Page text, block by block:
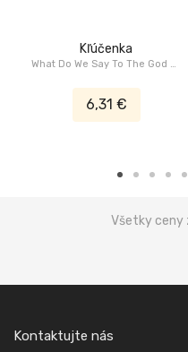
Kľúčenka
What Do We Say To The God Of
6,31 €
Všetky ceny
Kontaktujte nás